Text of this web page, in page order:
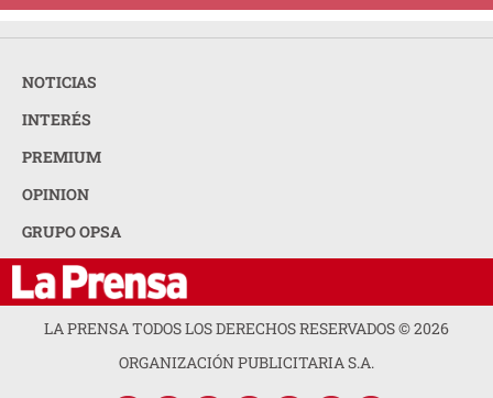
NOTICIAS
INTERÉS
PREMIUM
OPINION
GRUPO OPSA
LA PRENSA TODOS LOS DERECHOS RESERVADOS ©2026
ORGANIZACIÓN PUBLICITARIA S.A.